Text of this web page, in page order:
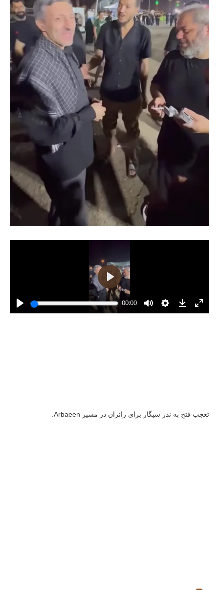
تعجب فتح به نذر سیگار برای زائران در مسیر Arbaeen.